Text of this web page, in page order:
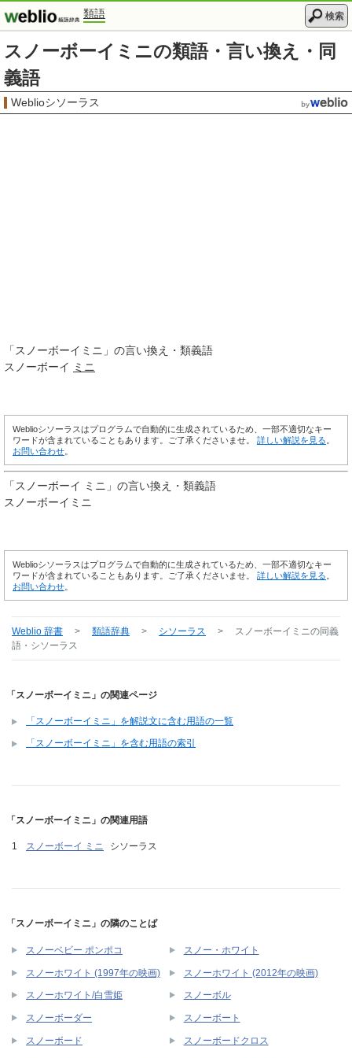
類語 検索
スノーボーイミニの類語・言い換え・同
義語
Weblioシソーラス
「 スノーボーイミニ 」の言い換え・類義語
スノーボーイ ミニ
Weblioシソーラスはプログラムで自動的に生成されているため、一部不適切なキー
ワードが含まれていることもあります。ご了承くださいませ。 詳しい解説を見る
お問い合わせ
「 スノーボーイ ミニ 」の言い換え・類義語
スノーボーイミニ
Weblioシソーラスはプログラムで自動的に生成されているため、一部不適切なキー
ワードが含まれていることもあります。ご了承くださいませ。 詳しい解説を見る
お問い合わせ
Weblio 辞書 > 類語辞典 > シソーラス > スノーボーイミニの同義
語・シソーラス
「スノーボーイミニ」の関連ページ
「スノーボーイミニ」を解説文に含む用語の一覧
「スノーボーイミニ」を含む用語の索引
「スノーボーイミニ」の関連用語
スノーボーイ ミニ シソーラス
「スノーボーイミニ」の隣のことば
スノーベビー ポンポコ スノー・ホワイト
スノーホワイト (1997年の映画) スノーホワイト (2012年の映画)
スノーホワイト/白雪姫 スノーボル
スノーボーダー スノーボート
スノーボード スノーボードクロス